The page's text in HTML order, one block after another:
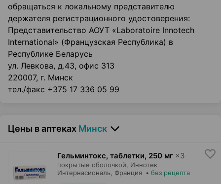
обращаться к локальному представителю
держателя регистрационного удостоверения:
Представительство АОУТ «Laboratoire Innotech
International» (Французская Республика) в
Республике Беларусь
ул. Левкова, д.43, офис 313
220007, г. Минск
тел./факс +375 17 336 05 99
Цены в аптеках Минск
Гельминтокс, таблетки, 250 мг ×3
покрытые оболочкой, Иннотек
Интернасиональ, Франция • без рецепта